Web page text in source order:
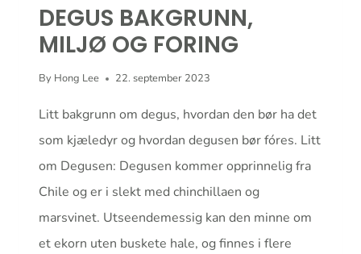
DEGUS BAKGRUNN,
MILJØ OG FORING
By Hong Lee 22. september 2023
Litt bakgrunn om degus, hvordan den bør ha det
som kjæledyr og hvordan degusen bør fóres. Litt
om Degusen: Degusen kommer opprinnelig fra
Chile og er i slekt med chinchillaen og
marsvinet. Utseendemessig kan den minne om
et ekorn uten buskete hale, og finnes i flere